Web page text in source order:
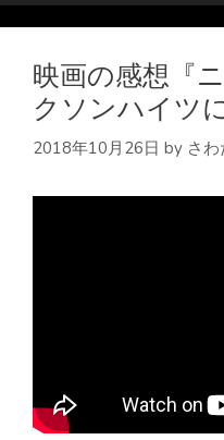
映画の感想『
クソンハイツ
2018年10月26日 by さ